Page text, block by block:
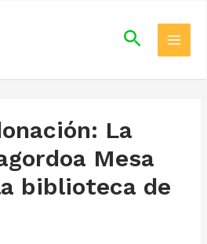
Search
La
Mesa
biblioteca de